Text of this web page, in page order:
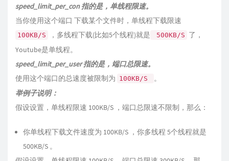
speed_limit_per_con 指的是，单线程限速。
当你使用这个端口 下载某个文件时，单线程下载限速
100KB/S ，多线程下载(比如5个线程)就是 500KB/S 了，
Youtube是单线程。
speed_limit_per_user 指的是，端口总限速。
使用这个端口的总速度被限制为 100KB/S
。
举例子说明：
假设设置，单线程限速 100KB/S ，端口总限速不限制，那么：
你单线程下载文件速度为 100KB/S ，你多线程 5个线程就是
500KB/S 。